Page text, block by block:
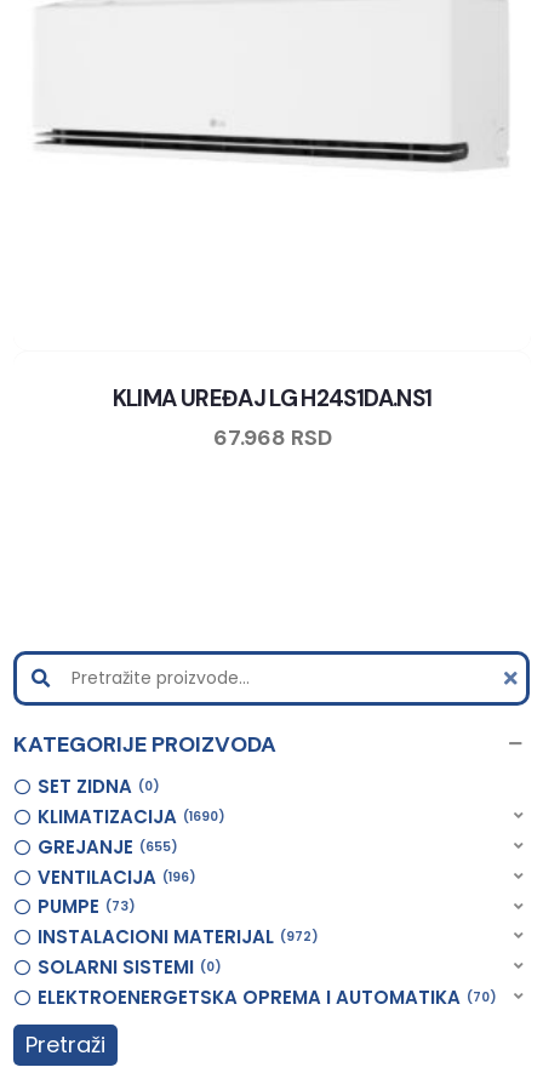
KLIMA UREĐAJ LG H24S1DA.NS1
67.968 RSD
KATEGORIJE PROIZVODA
SET ZIDNA 0
KLIMATIZACIJA 1690
GREJANJE 655
VENTILACIJA 196
PUMPE 73
INSTALACIONI MATERIJAL 972
SOLARNI SISTEMI 0
ELEKTROENERGETSKA OPREMA I AUTOMATIKA 70
Pretraži